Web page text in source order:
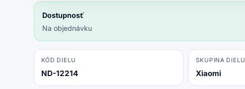
-
Batéria
5465V202
Li-
Ion
14.4V
4500mAh
Dostupnosť
Na objednávku
KÓD DIELU
ND-12214
SKUPINA DIELU
Xiaomi